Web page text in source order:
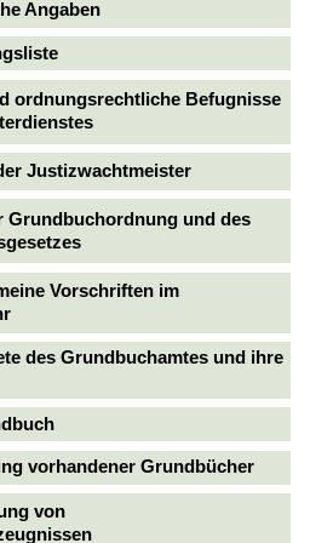
Angaben
ordnungsrechtliche Befugnisse
Justizwachtmeister
Grundbuchordnung und des
Vorschriften im
des Grundbuchamtes und ihre
vorhandener Grundbücher
von